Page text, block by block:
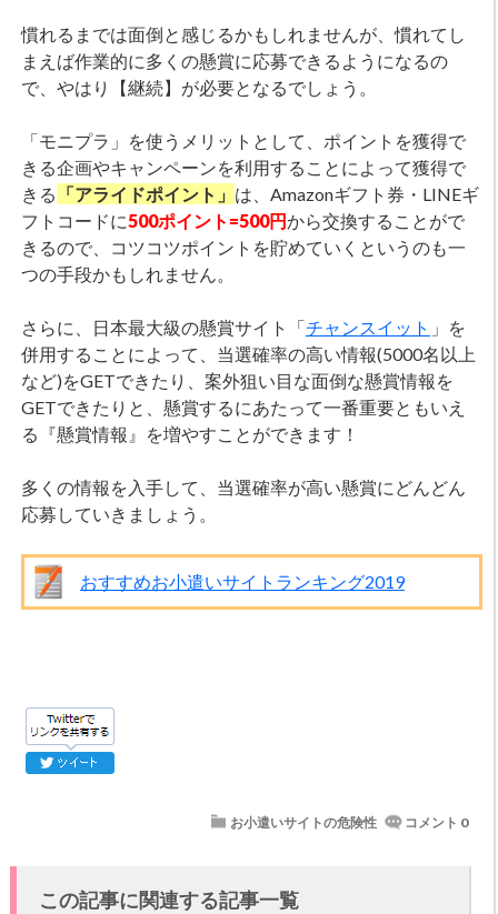
慣れるまでは面倒と感じるかもしれませんが、慣れてし
まえば作業的に多くの懸賞に応募できるようになるの
で、やはり【継続】が必要となるでしょう。
「モニプラ」を使うメリットとして、ポイントを獲得で
きる企画やキャンペーンを利用することによって獲得で
きる 「アライドポイント」 は、Amazonギフト券・LINEギ
フトコードに500ポイント=500円から交換することがで
きるので、コツコツポイントを貯めていくというのも一
つの手段かもしれません。
さらに、日本最大級の懸賞サイト「チャンスイット 」を
併用することによって、当選確率の高い情報(5000名以上
など)をGETできたり、案外狙い目な面倒な懸賞情報を
GETできたりと、懸賞するにあたって一番重要ともいえ
る『懸賞情報』を増やすことができます！
多くの情報を入手して、当選確率が高い懸賞にどんどん
応募していきましょう。
おすすめお小遣いサイトランキング2019
お小遣いサイトの危険性 コメント 0
この記事に関連する記事一覧